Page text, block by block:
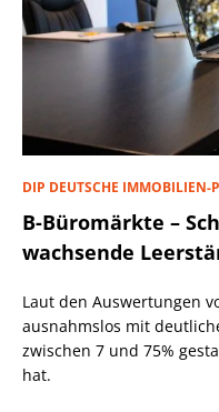
DIP DEUTSCHE IMMOBILIEN-
B-Büromärkte –
wachsende
Laut den Auswertungen
ausnahmslos mit
zwischen 7 und 75%
hat.